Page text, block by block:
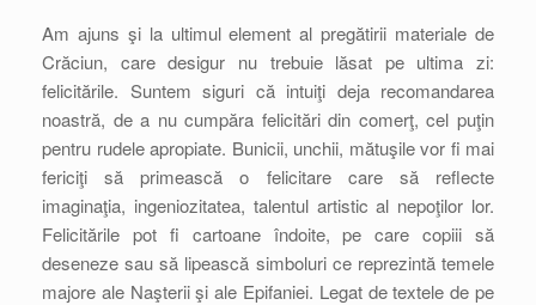
Am ajuns şi la ultimul element al pregătirii materiale de
Crăciun, care desigur nu trebuie lăsat pe ultima zi:
felicitările. Suntem siguri că intuiţi deja recomandarea
noastră, de a nu cumpăra felicitări din comerţ, cel puţin
pentru rudele apropiate. Bunicii, unchii, mătuşile vor fi mai
fericiţi să primească o felicitare care să reflecte
imaginaţia, ingeniozitatea, talentul artistic al nepoţilor lor.
Felicitările pot fi cartoane îndoite, pe care copiii să
deseneze sau să lipească simboluri ce reprezintă temele
majore ale Naşterii şi ale Epifaniei. Legat de textele de pe